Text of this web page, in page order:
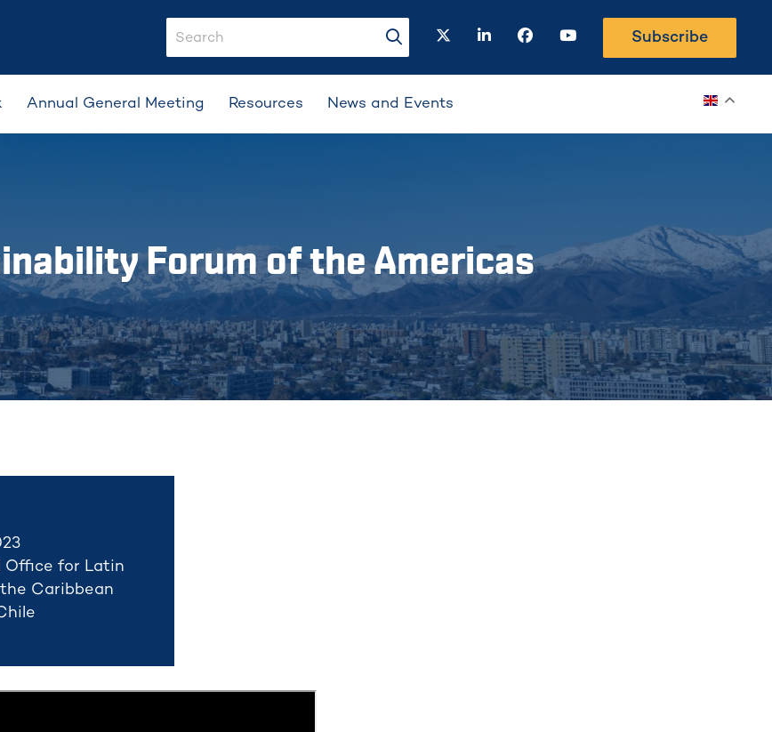
search-input
search-button
twitterlinkedinfacebookyoutube Subscribe
Annual General Meeting Resources News and Events
Forum of the Americas
Office for Latin
Caribbean